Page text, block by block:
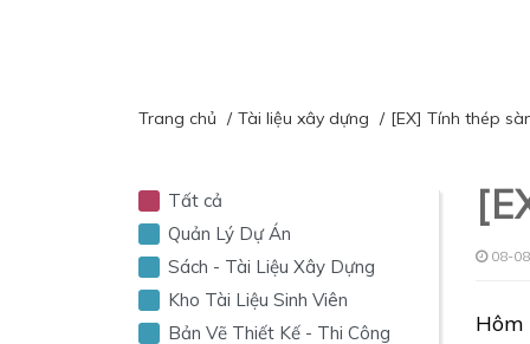
Trang chủ Tài liệu xây dựng [EX] Tính thép
Tất cả
Quản Lý Dự Án
Sách - Tài Liệu Xây Dựng
Kho Tài Liệu Sinh Viên
Bản Vẽ Thiết Kế - Thi Công
08-
Hôm